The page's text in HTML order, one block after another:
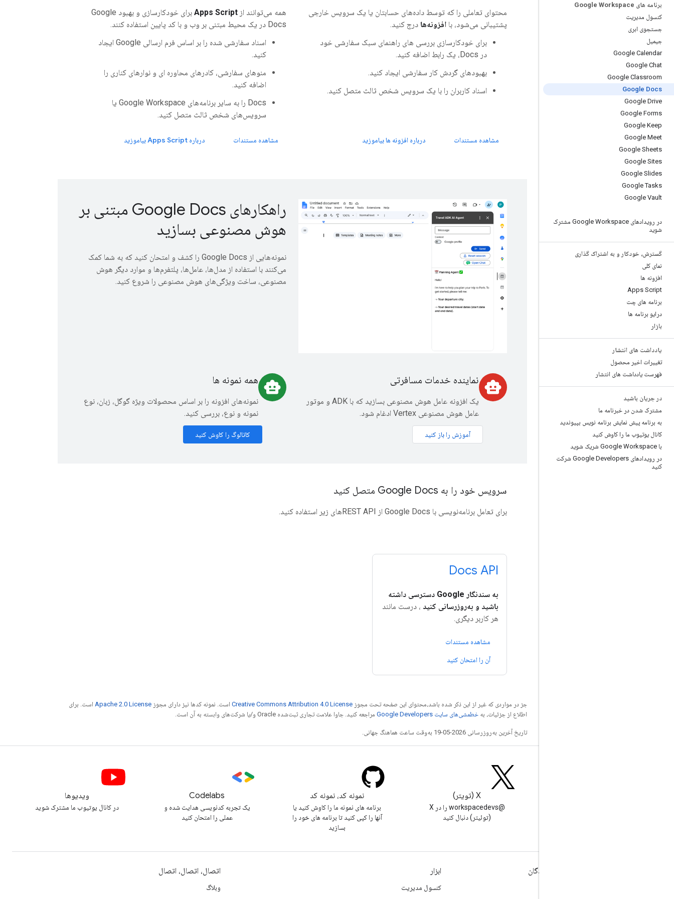
برنامه های Google Workspace
کنسول مدیریت
جستجوی ابری
جیمیل
Google Calendar
Google Chat
Google Classroom
Google Docs
Google Drive
Google Forms
Google Keep
Google Meet
Google Sheets
Google Sites
Google Slides
Google Tasks
Google Vault
در رویدادهای Google Workspace مشترک
شوید
گسترش، خودکار و به اشتراک گذاری
نمای کلی
افزونه ها
Apps Script
برنامه های چت
درایو برنامه ها
بازار
یادداشت های انتشار
تغییرات اخیر محصول
فهرست یادداشت های انتشار
در جریان باشید
مشترک شدن در خبرنامه ما
به برنامه پیش نمایش برنامه نویس بپیوندید
کانال یوتیوب ما را کاوش کنید
با Google Workspace شریک شوید
در رویدادهای Google Developers شرکت
کنید
محتوای تعاملی را که توسط داده‌های حسابتان یا یک سرویس خارجی
پشتیبانی می‌شود، با افزونه‌ها درج کنید.
برای خودکارسازی بررسی های راهنمای سبک سفارشی خود
در Docs، یک رابط اضافه کنید.
بهبودهای گردش کار سفارشی ایجاد کنید.
اسناد کاربران را با یک سرویس شخص ثالث متصل کنید.
مشاهده مستندات درباره افزونه ها بیاموزید
همه می‌توانند از Apps Script
برای خودکارسازی و بهبود Google
Docs در یک محیط مبتنی بر وب و با کد پایین استفاده کنند.
اسناد سفارشی شده را بر اساس فرم ارسالی Google ایجاد
کنید.
منوهای سفارشی، کادرهای محاوره ای و نوارهای کناری را
اضافه کنید.
Docs را به سایر برنامه‌های Google Workspace یا
سرویس‌های شخص ثالث متصل کنید.
مشاهده مستندات درباره Apps Script بیاموزید
راهکارهای Google Docs مبتنی بر
هوش مصنوعی بسازید
نمونه‌هایی از Google Docs را کشف و امتحان کنید که به شما کمک
می‌کنند با استفاده از مدل‌ها، عامل‌ها، پلتفرم‌ها و موارد دیگر هوش
مصنوعی، ساخت ویژگی‌های هوش مصنوعی را شروع کنید.
smart_toy نماینده خدمات مسافرتی
یک افزونه عامل هوش مصنوعی بسازید که با ADK و موتور
عامل هوش مصنوعی Vertex ادغام شود.
آموزش را باز کنید
smart_toy همه نمونه ها
نمونه‌های افزونه را بر اساس محصولات ویژه گوگل، زبان، نوع
نمونه و نوع، بررسی کنید.
کاتالوگ را کاوش کنید
سرویس خود را به Google Docs متصل کنید
برای تعامل برنامه‌نویسی با Google Docs از REST APIهای زیر استفاده کنید.
Docs API
به سندنگار Google دسترسی داشته
باشید و به‌روزرسانی کنید ، درست مانند
هر کاربر دیگری.
مشاهده مستندات
آن را امتحان کنید
جز در مواردی که غیر از این ذکر شده باشد،‌محتوای این صفحه تحت مجوز Creative Commons Attribution 4.0 License است. نمونه کدها نیز دارای مجوز Apache 2.0 License است. برای
اطلاع از جزئیات، به خطمشی‌های سایت Google Developers‏ مراجعه کنید. جاوا علامت تجاری ثبت‌شده Oracle و/یا شرکت‌های وابسته به آن است.
تاریخ آخرین به‌روزرسانی 2026-05-19 به‌وقت ساعت هماهنگ جهانی.
X (تویتر)
@workspacedevs را در X
(توئیتر) دنبال کنید
نمونه کد، نمونه کد
برنامه های نمونه ما را کاوش کنید یا
آنها را کپی کنید تا برنامه های خود را
بسازید
Codelabs
یک تجربه کدنویسی هدایت شده و
عملی را امتحان کنید
ویدیوها
در کانال یوتیوب ما مشترک شوید
ابزار
کنسول مدیریت
اتصال، اتصال، اتصال
وبلاگ